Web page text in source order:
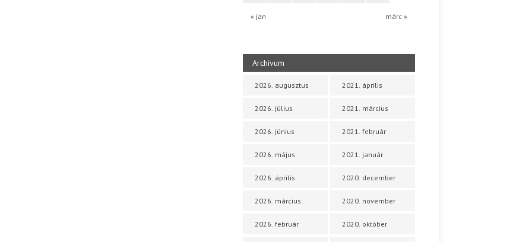
« jan márc »
Archívum
2026. augusztus
2026. július
2026. június
2026. május
2026. április
2026. március
2026. február
2021. április
2021. március
2021. február
2021. január
2020. december
2020. november
2020. október